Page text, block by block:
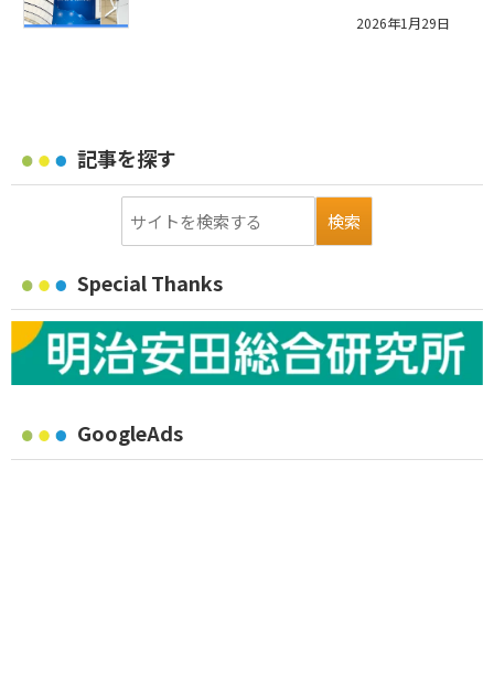
2026年1月29日
記事を探す
Special Thanks
GoogleAds